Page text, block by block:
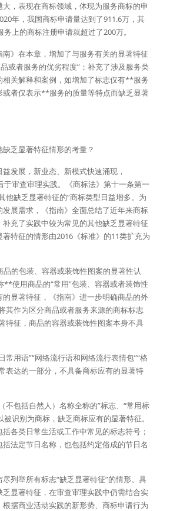
，表现在商标领域，体现为服务商标的申
年，我国商标申请量达到了911.6万，其
上的商标注册申请就超过了200万。
》在本章，增加了与服务有关的显著特征
品或者服务的优劣程度”；补充了涉及服务类
相关解释和案例，如增加了标志仅有**服务
或者仅表示**服务的质量等特点而缺乏显著
乏显著特征情形的考量？
发展，新业态、新模式快速涌现，
于审查审理实践。《商标法》第十一条第一
他缺乏显著特征的”商标类型日益增多。为
展需求，《指南》全面总结了近年来商标
充了实践中较为常见的其他缺乏显著特征
特征的情形由2016《标准》的11类扩充为
的包装、容器或装饰性图案的显著性认
**使用商品的“常用”包装、容器或者装饰性
显著特征，《指南》进一步明确商品的外
其作为区分商品或者服务来源的商标标志
特征，商品的容器或装饰性图案本身不具
常用语”“网络流行语和网络流行表情包”“格
表达的一部分，不具备商标应有的显著特
不包括自然人）名称全称的”标志、“常用标
被识别为商标，缺乏商标应有的显著特征。
各类日常生活或工作中常见的标志符号；
法定节日名称，也包括约定俗成的节日名
列举所有标志“缺乏显著特征”的情形。具
显著特征，在审查审理实践中仍需结合实
据商业活动实践的新形势、商标申请行为